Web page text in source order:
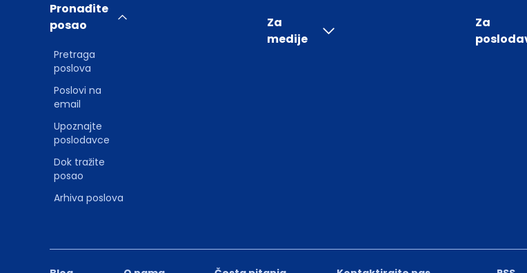
Pronađite
posao
Pretraga
poslova
Poslovi na
email
Upoznajte
poslodavce
Dok tražite
posao
Arhiva poslova
Za
medije
Za